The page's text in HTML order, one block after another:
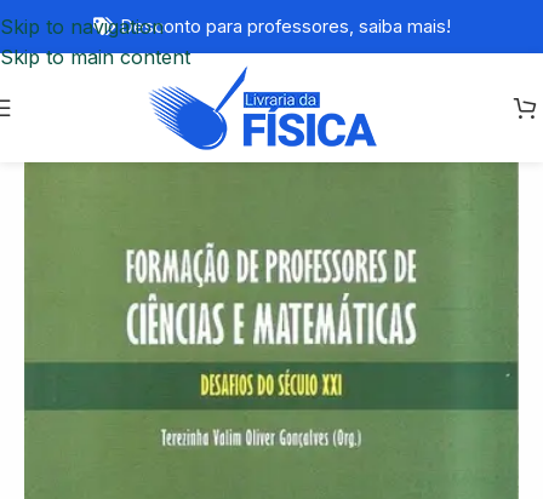
Skip to navigation
Skip to main content
Desconto para professores, saiba mais!